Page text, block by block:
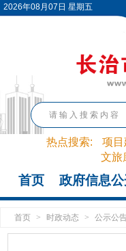
2026年08月07日 星期五
热点搜索: 项
文旅
首页 政府信息
首页 > 时政动态 > 公示公